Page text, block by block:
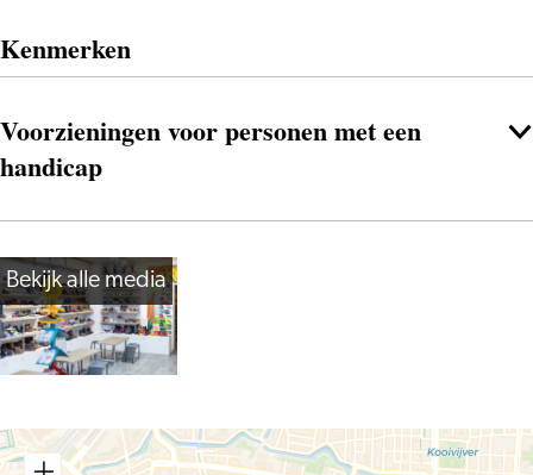
Kenmerken
Voorzieningen voor personen met een
handicap
Bekijk alle media